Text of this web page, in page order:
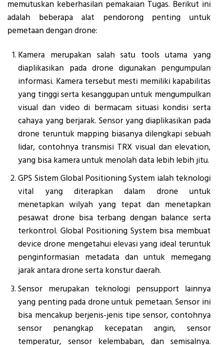
memutuskan keberhasilan pemakaian Tugas. Berikut ini
adalah beberapa alat pendorong penting untuk
pemetaan dengan drone:
Kamera merupakan salah satu tools utama yang
diaplikasikan pada drone digunakan pengumpulan
informasi. Kamera tersebut mesti memiliki kapabilitas
yang tinggi serta kesanggupan untuk mengumpulkan
visual dan video di bermacam situasi kondisi serta
cahaya yang berjarak. Sensor yang diaplikasikan pada
drone teruntuk mapping biasanya dilengkapi sebuah
lidar, contohnya transmisi TRX visual dan elevation,
yang bisa kamera untuk menolah data lebih lebih jitu.
GPS Sistem Global Positioning System ialah teknologi
vital yang diterapkan dalam drone untuk
menetapkan wilyah yang tepat dan menetapkan
pesawat drone bisa terbang dengan balance serta
terkontrol. Global Positioning System bisa membuat
device drone mengetahui elevasi yang ideal teruntuk
penginformasian metadata dan untuk memegang
jarak antara drone serta konstur daerah.
Sensor merupakan teknologi pensupport lainnya
yang penting pada drone untuk pemetaan. Sensor ini
bisa mencakup berjenis-jenis tipe sensor, contohnya
sensor penangkap kecepatan angin, sensor
temperatur, sensor kelembaban, dan semisalnya.